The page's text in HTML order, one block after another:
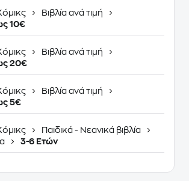
Βιβλία ανά τιμή
10€
Βιβλία ανά τιμή
20€
Βιβλία ανά τιμή
5€
Παιδικά - Νεανικά βιβλία
3-6 Ετών